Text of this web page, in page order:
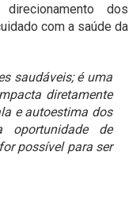
dos
com a saúde da
saudáveis; é uma
diretamente
e autoestima dos
oportunidade de
possível para ser